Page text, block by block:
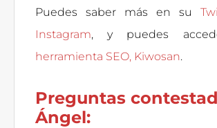
Puedes saber más en su
Instagram, y puedes
herramienta SEO, Kiwosan.
Preguntas
Ángel: